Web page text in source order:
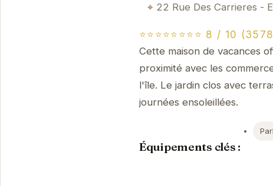
22 Rue Des Carrieres -
⭐⭐⭐⭐⭐⭐⭐⭐ 8 / 10
Cette maison de vacances
proximité avec les
l'île. Le jardin clos avec
journées ensoleillées.
Équipements clés :